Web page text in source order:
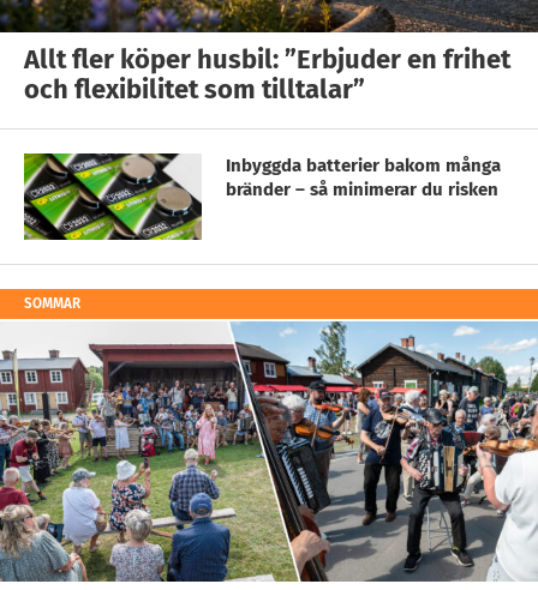
Allt fler köper husbil: ”Erbjuder en frihet
och flexibilitet som tilltalar”
Inbyggda batterier bakom många
bränder – så minimerar du risken
SOMMAR